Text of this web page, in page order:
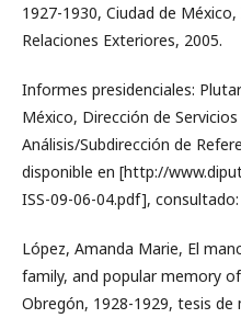
1927-1930, Ciudad de
Relaciones Exteriores, 2005.
Informes presidenciales:
México, Dirección de
Análisis/Subdirección de
disponible en [http://
ISS-09-06-04.pdf],
López, Amanda Marie, El
family, and popular memory
Obregón, 1928-1929, tesis